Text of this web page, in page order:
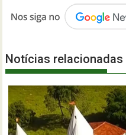
Notícias relacionadas